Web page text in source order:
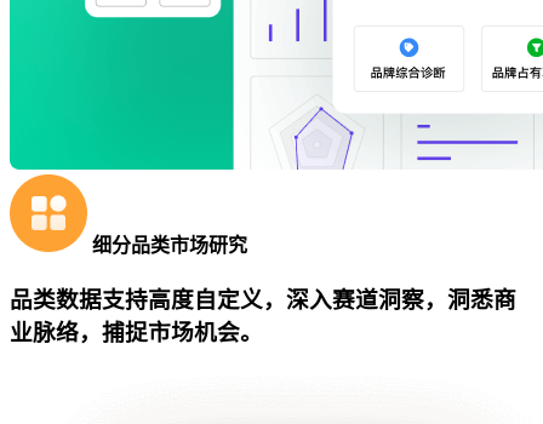
细分品类市场研究
品类数据支持高度自定义，深入赛道洞察，洞悉商
业脉络，捕捉市场机会。